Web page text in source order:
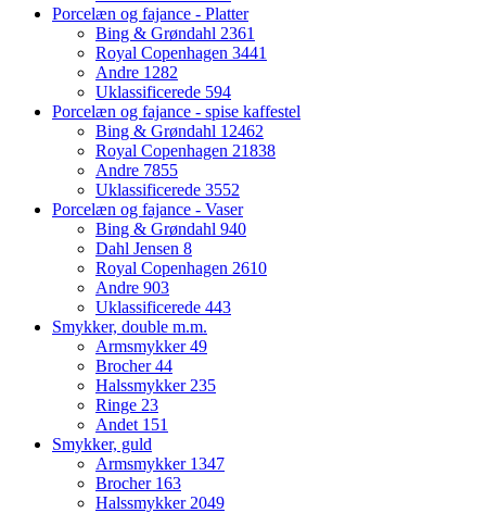
Porcelæn og fajance - Platter
Bing & Grøndahl 2361
Royal Copenhagen 3441
Andre 1282
Uklassificerede 594
Porcelæn og fajance - spise kaffestel
Bing & Grøndahl 12462
Royal Copenhagen 21838
Andre 7855
Uklassificerede 3552
Porcelæn og fajance - Vaser
Bing & Grøndahl 940
Dahl Jensen 8
Royal Copenhagen 2610
Andre 903
Uklassificerede 443
Smykker, double m.m.
Armsmykker49
Brocher44
Halssmykker235
Ringe 23
Andet 151
Smykker, guld
Armsmykker 1347
Brocher 163
Halssmykker2049